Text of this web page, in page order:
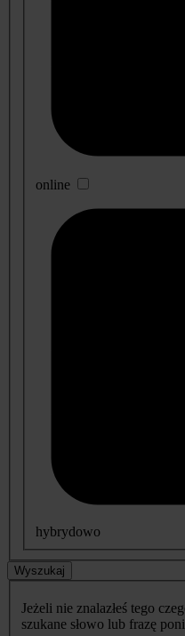
online
hybrydowo
Wyszukaj
Jeżeli nie znalazłeś tego
szukane słowo lub frazę